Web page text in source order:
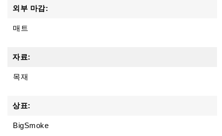
외부 마감:
매트
자료:
목재
상표:
BigSmoke